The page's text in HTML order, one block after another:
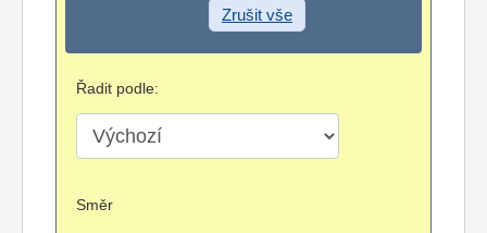
Zrušit vše
Řadit podle:
Směr